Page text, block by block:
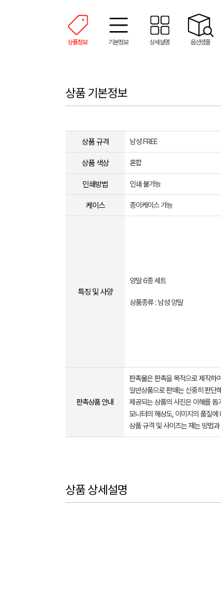
상품정보 기본정보 상세설명 옵션샘플
상품 기본정보
상품 규격 남성 FREE
상품 색상 혼합
인쇄방법 인쇄 불가능
케이스 종이케이스 가능
특징 및 사양
양말 6종 세트
상품종류 : 남성 양말
판촉상품 안내
판촉물은 판촉을 목적으로 제작하
일반상품으로 판매는 신중히 판단
제공되는 상품의 사진은 이해를
모니터의 해상도, 이미지의 품질
상품 규격 및 사이즈는 재는 방법
상품 상세설명